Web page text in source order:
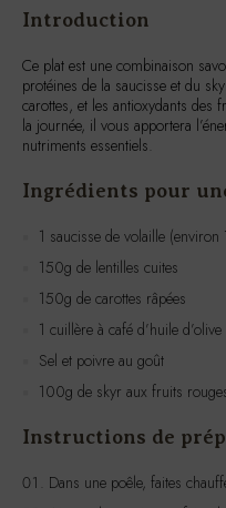
Ce plat est une combinaison
protéines de la saucisse et du
carottes, et les antioxydants
la journée, il vous apportera
nutriments essentiels.
Ingrédients pour
1 saucisse de volaille
150g de carottes râpées
1 cuillère à café d’huile d’olive
Sel et poivre au goût
100g de skyr aux fruits rouges
Instructions de
Dans une poêle, faites
jusqu’à ce qu’elle soit bien dorée.